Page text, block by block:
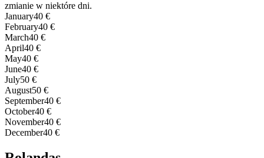
zmianie w niektóre dni.
January40 €
February40 €
March40 €
April40 €
May40 €
June40 €
July50 €
August50 €
September40 €
October40 €
November40 €
December40 €